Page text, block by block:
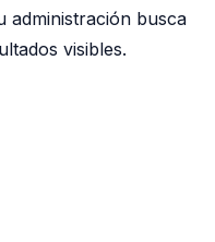
administración busca
visibles.